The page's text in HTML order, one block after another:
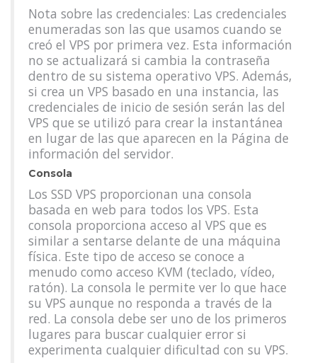
Nota sobre las credenciales: Las credenciales
enumeradas son las que usamos cuando se
creó el VPS por primera vez. Esta información
no se actualizará si cambia la contraseña
dentro de su sistema operativo VPS. Además,
si crea un VPS basado en una instancia, las
credenciales de inicio de sesión serán las del
VPS que se utilizó para crear la instantánea
en lugar de las que aparecen en la Página de
información del servidor.
Consola
Los SSD VPS proporcionan una consola
basada en web para todos los VPS. Esta
consola proporciona acceso al VPS que es
similar a sentarse delante de una máquina
física. Este tipo de acceso se conoce a
menudo como acceso KVM (teclado, vídeo,
ratón). La consola le permite ver lo que hace
su VPS aunque no responda a través de la
red. La consola debe ser uno de los primeros
lugares para buscar cualquier error si
experimenta cualquier dificultad con su VPS.